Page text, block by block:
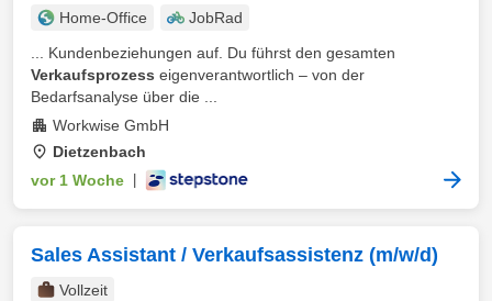
Home-Office
JobRad
... Kundenbeziehungen auf. Du führst den gesamten
Verkaufsprozess eigenverantwortlich – von der
Bedarfsanalyse über die ...
Workwise GmbH
Dietzenbach
vor 1 Woche
Sales Assistant / Verkaufsassistenz (m/w/d)
Vollzeit